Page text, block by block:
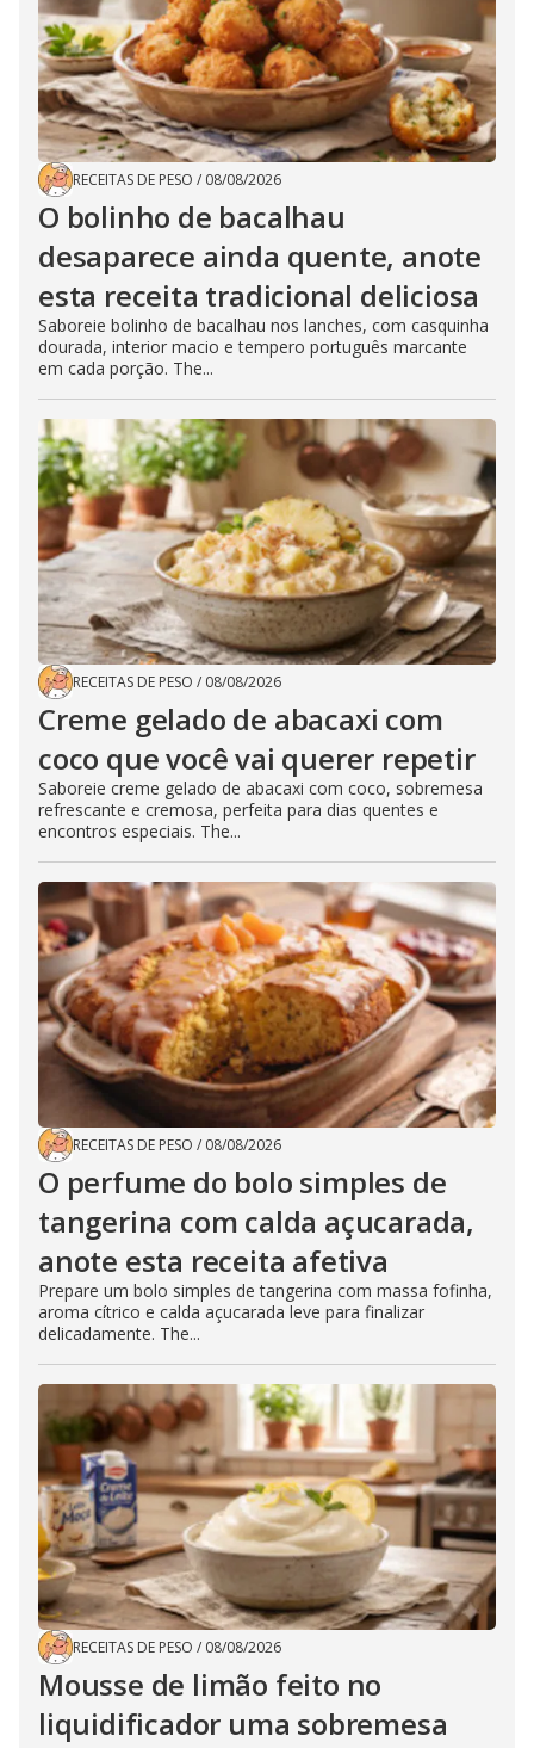
RECEITAS DE PESO / 08/08/2026
O bolinho de bacalhau
desaparece ainda quente, anote
esta receita tradicional deliciosa
Saboreie bolinho de bacalhau nos lanches, com casquinha
dourada, interior macio e tempero português marcante
em cada porção. The...
RECEITAS DE PESO / 08/08/2026
Creme gelado de abacaxi com
coco que você vai querer repetir
Saboreie creme gelado de abacaxi com coco, sobremesa
refrescante e cremosa, perfeita para dias quentes e
encontros especiais. The...
RECEITAS DE PESO / 08/08/2026
O perfume do bolo simples de
tangerina com calda açucarada,
anote esta receita afetiva
Prepare um bolo simples de tangerina com massa fofinha,
aroma cítrico e calda açucarada leve para finalizar
delicadamente. The...
RECEITAS DE PESO / 08/08/2026
Mousse de limão feito no
liquidificador uma sobremesa